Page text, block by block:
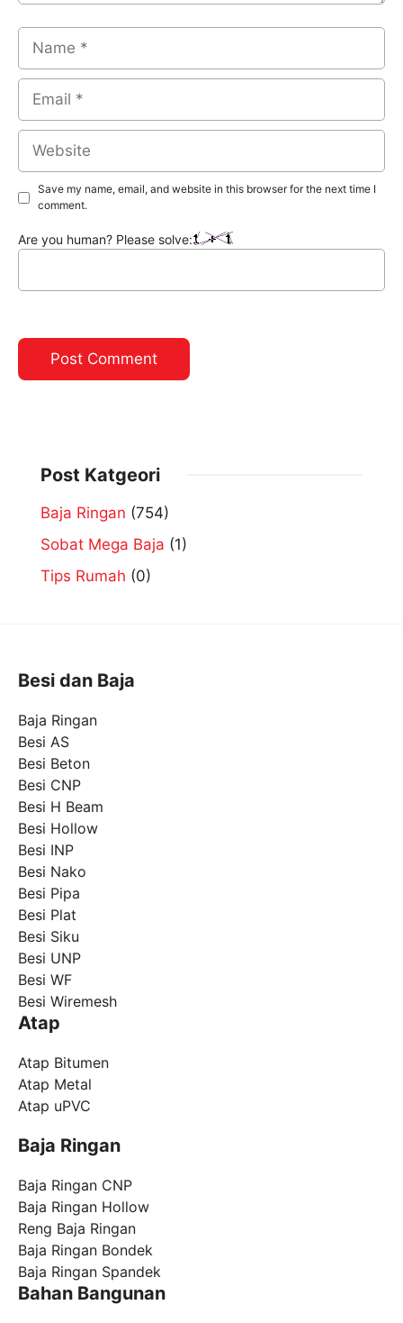
Name
Email
Website
Save my name, email, and website in this browser for the next time I
comment.
Are you human? Please solve:
Post Katgeori
Baja Ringan (754)
Sobat Mega Baja (1)
Tips Rumah (0)
Besi dan Baja
Baja Ringan
Besi AS
Besi Beton
Besi CNP
Besi H Beam
Besi Hollow
Besi INP
Besi Nako
Besi Pipa
Besi Plat
Besi Siku
Besi UNP
Besi WF
Besi Wiremesh
Atap
Atap Bitumen
Atap Metal
Atap uPVC
Baja Ringan
Baja Ringan CNP
Baja Ringan Hollow
Reng Baja Ringan
Baja Ringan Bondek
Baja Ringan Spandek
Bahan Bangunan